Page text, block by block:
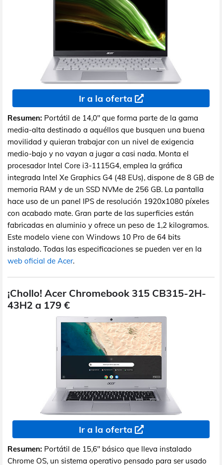
Ir a la oferta
Resumen: Portátil de 14,0" que forma parte de la gama
media-alta destinado a aquéllos que busquen una buena
movilidad y quieran trabajar con un nivel de exigencia
medio-bajo y no vayan a jugar a casi nada. Monta el
procesador Intel Core i3-1115G4, emplea la gráfica
integrada Intel Xe Graphics G4 (48 EUs), dispone de 8 GB de
memoria RAM y de un SSD NVMe de 256 GB. La pantalla
hace uso de un panel IPS de resolución 1920x1080 píxeles
con acabado mate. Gran parte de las superficies están
fabricadas en aluminio y ofrece un peso de 1,2 kilogramos.
Este modelo viene con Windows 10 Pro de 64 bits
instalado. Todas las especificaciones se pueden ver en la
web oficial de Acer.
¡Chollo! Acer Chromebook 315 CB315-2H-
43H2 a 179 €
Ir a la oferta
Resumen: Portátil de 15,6" básico que lleva instalado
Chrome OS, un sistema operativo pensado para ser usado